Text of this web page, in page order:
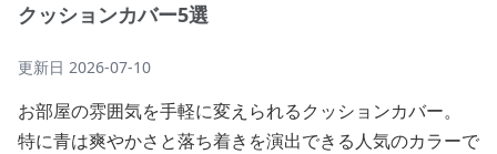
クッションカバー5選
更新日 2026-07-10
お部屋の雰囲気を手軽に変えられるクッションカバー。
特に青は爽やかさと落ち着きを演出できる人気のカラーで